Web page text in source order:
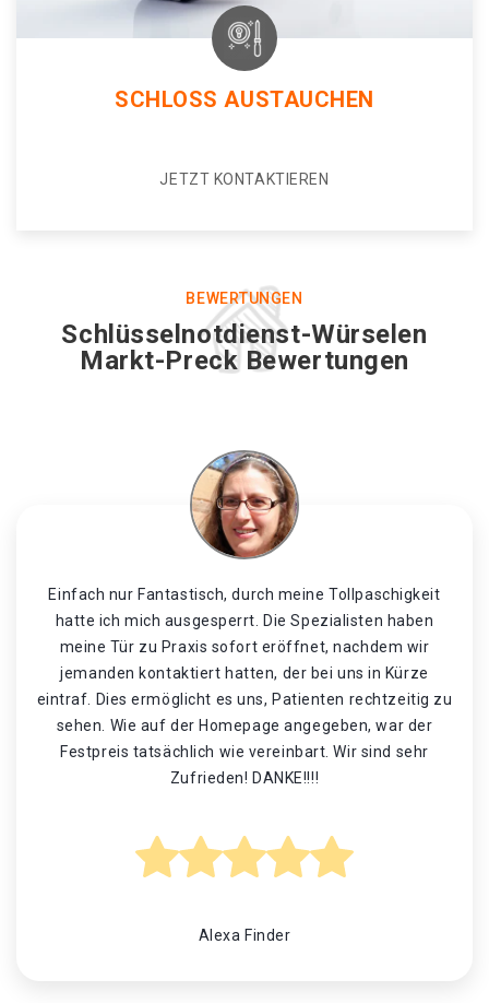
SCHLOSS AUSTAUCHEN
JETZT KONTAKTIEREN
BEWERTUNGEN
Schlüsselnotdienst-Würselen
Markt-Preck Bewertungen
Einfach nur Fantastisch, durch meine Tollpaschigkeit
hatte ich mich ausgesperrt. Die Spezialisten haben
meine Tür zu Praxis sofort eröffnet, nachdem wir
jemanden kontaktiert hatten, der bei uns in Kürze
eintraf. Dies ermöglicht es uns, Patienten rechtzeitig zu
sehen. Wie auf der Homepage angegeben, war der
Festpreis tatsächlich wie vereinbart. Wir sind sehr
Zufrieden! DANKE!!!!
Alexa Finder